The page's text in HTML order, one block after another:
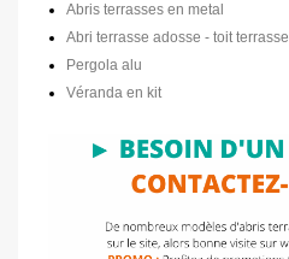
Abris terrasses en metal
Abri terrasse adosse - toit terrasse
Pergola alu
Véranda en kit